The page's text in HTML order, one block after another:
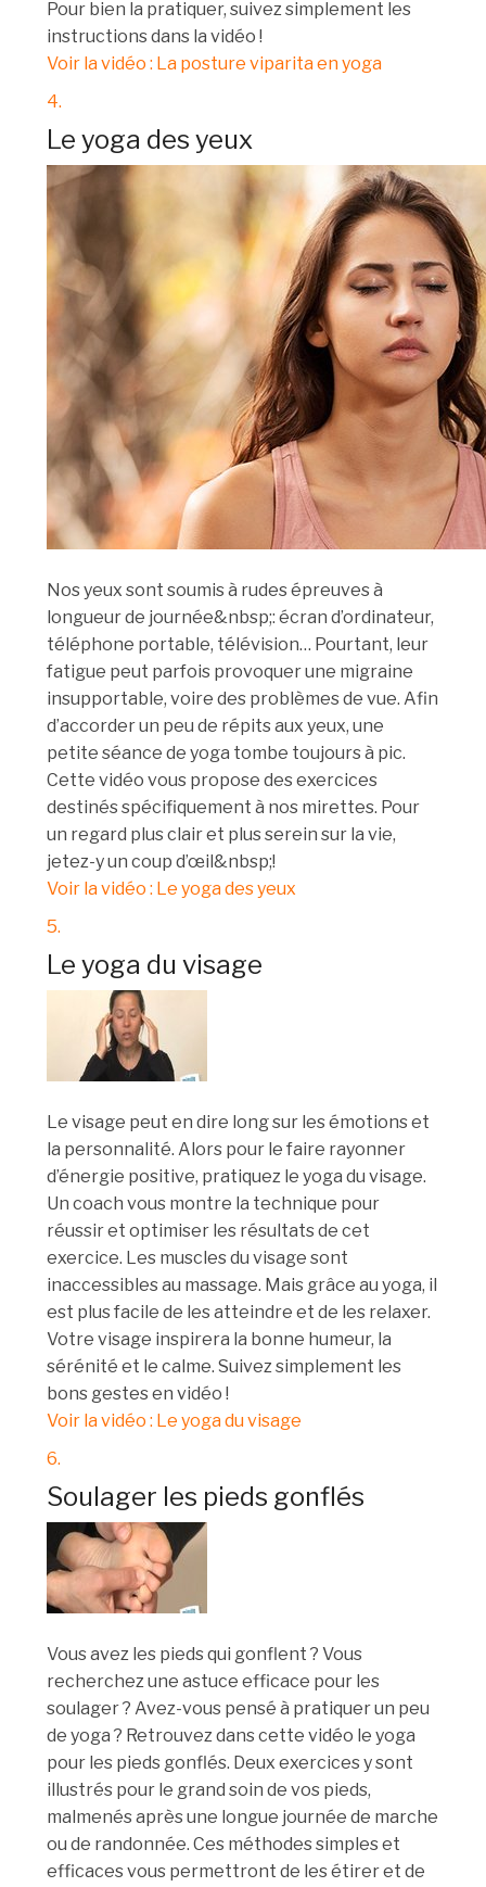
Pour bien la pratiquer, suivez simplement les
instructions dans la vidéo !
Voir la vidéo : La posture viparita en yoga
4.
Le yoga des yeux
Nos yeux sont soumis à rudes épreuves à
longueur de journée&nbsp;: écran d’ordinateur,
téléphone portable, télévision… Pourtant, leur
fatigue peut parfois provoquer une migraine
insupportable, voire des problèmes de vue. Afin
d’accorder un peu de répits aux yeux, une
petite séance de yoga tombe toujours à pic.
Cette vidéo vous propose des exercices
destinés spécifiquement à nos mirettes. Pour
un regard plus clair et plus serein sur la vie,
jetez-y un coup d’œil&nbsp;!
Voir la vidéo : Le yoga des yeux
5.
Le yoga du visage
Le visage peut en dire long sur les émotions et
la personnalité. Alors pour le faire rayonner
d’énergie positive, pratiquez le yoga du visage.
Un coach vous montre la technique pour
réussir et optimiser les résultats de cet
exercice. Les muscles du visage sont
inaccessibles au massage. Mais grâce au yoga, il
est plus facile de les atteindre et de les relaxer.
Votre visage inspirera la bonne humeur, la
sérénité et le calme. Suivez simplement les
bons gestes en vidéo !
Voir la vidéo : Le yoga du visage
6.
Soulager les pieds gonflés
Vous avez les pieds qui gonflent ? Vous
recherchez une astuce efficace pour les
soulager ? Avez-vous pensé à pratiquer un peu
de yoga ? Retrouvez dans cette vidéo le yoga
pour les pieds gonflés. Deux exercices y sont
illustrés pour le grand soin de vos pieds,
malmenés après une longue journée de marche
ou de randonnée. Ces méthodes simples et
efficaces vous permettront de les étirer et de